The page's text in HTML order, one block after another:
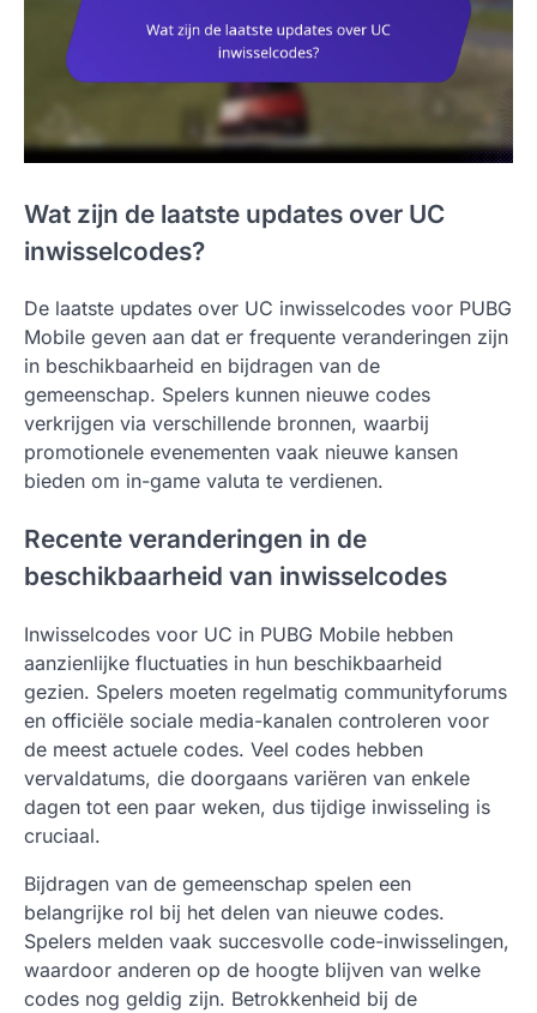
Wat zijn de laatste updates over UC
inwisselcodes?
De laatste updates over UC inwisselcodes voor PUBG
Mobile geven aan dat er frequente veranderingen zijn
in beschikbaarheid en bijdragen van de
gemeenschap. Spelers kunnen nieuwe codes
verkrijgen via verschillende bronnen, waarbij
promotionele evenementen vaak nieuwe kansen
bieden om in-game valuta te verdienen.
Recente veranderingen in de
beschikbaarheid van inwisselcodes
Inwisselcodes voor UC in PUBG Mobile hebben
aanzienlijke fluctuaties in hun beschikbaarheid
gezien. Spelers moeten regelmatig communityforums
en officiële sociale media-kanalen controleren voor
de meest actuele codes. Veel codes hebben
vervaldatums, die doorgaans variëren van enkele
dagen tot een paar weken, dus tijdige inwisseling is
cruciaal.
Bijdragen van de gemeenschap spelen een
belangrijke rol bij het delen van nieuwe codes.
Spelers melden vaak succesvolle code-inwisselingen,
waardoor anderen op de hoogte blijven van welke
codes nog geldig zijn. Betrokkenheid bij de